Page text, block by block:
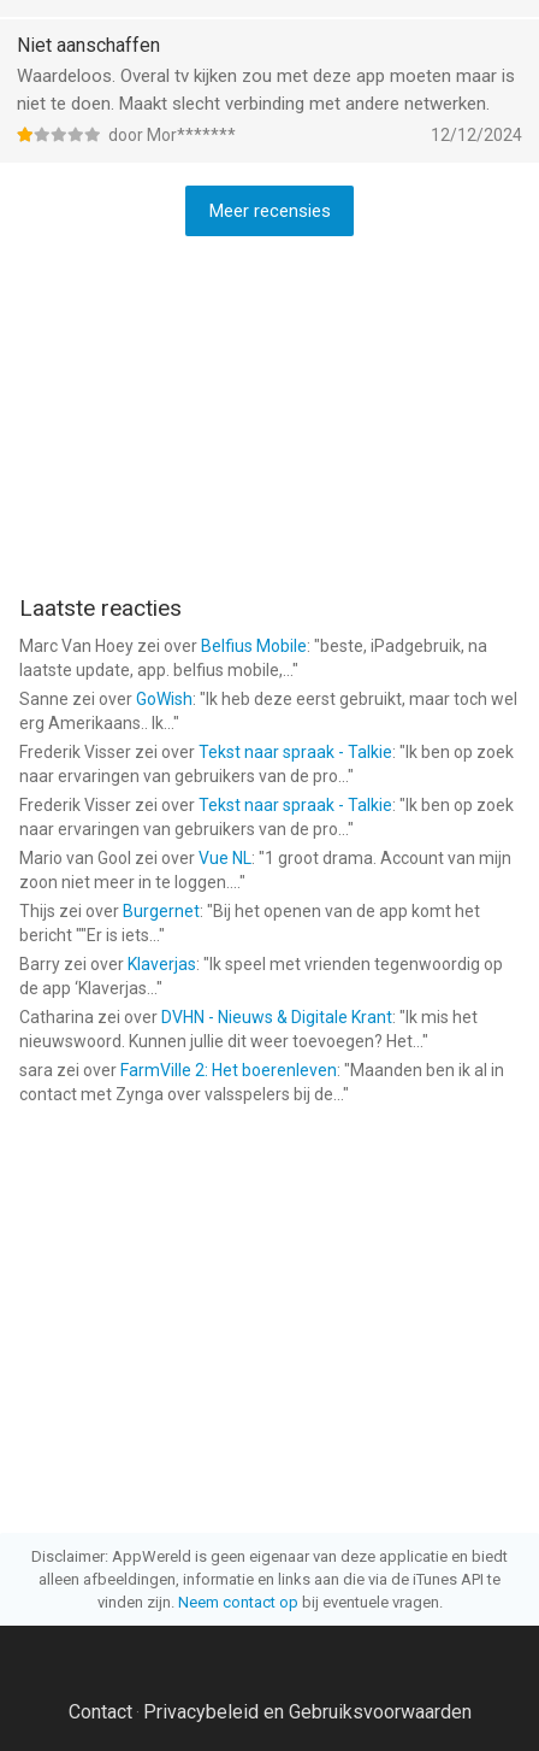
Niet aanschaffen
Waardeloos. Overal tv kijken zou met deze app moeten maar is
niet te doen. Maakt slecht verbinding met andere netwerken.
door Mor******* 12/12/2024
Meer recensies
Laatste reacties
Marc Van Hoey zei over Belfius Mobile: "beste, iPadgebruik, na
laatste update, app. belfius mobile,... "
Sanne zei overGoWish: " Ik heb deze eerst gebruikt, maar toch wel
erg Amerikaans.. Ik... "
Frederik Visser zei overTekst naar spraak - Talkie: " Ik ben op zoek
naar ervaringen van gebruikers van de pro... "
Frederik Visser zei overTekst naar spraak - Talkie: " Ik ben op zoek
naar ervaringen van gebruikers van de pro... "
Mario van Gool zei overVue NL: "1 groot drama. Account van mijn
zoon niet meer in te loggen.... "
Thijs zei over Burgernet: "Bij het openen van de app komt het
bericht ""Er is iets... "
Barry zei over Klaverjas: " Ik speel met vrienden tegenwoordig op
de app ‘Klaverjas... "
Catharina zei over DVHN - Nieuws & Digitale Krant: " Ik mis het
nieuwswoord. Kunnen jullie dit weer toevoegen? Het... "
sara zei over FarmVille 2: Het boerenleven: "Maanden ben ik al in
contact met Zynga over valsspelers bij de... "
Disclaimer: AppWereld is geen eigenaar van deze applicatie en biedt
alleen afbeeldingen, informatie en links aan die via de iTunes API te
vinden zijn. Neem contact op bij eventuele vragen.
Contact· Privacybeleid en Gebruiksvoorwaarden